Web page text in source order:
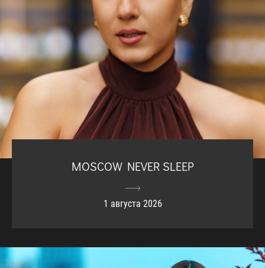
MOSCOW NEVER SLEEP
1 августа 2026